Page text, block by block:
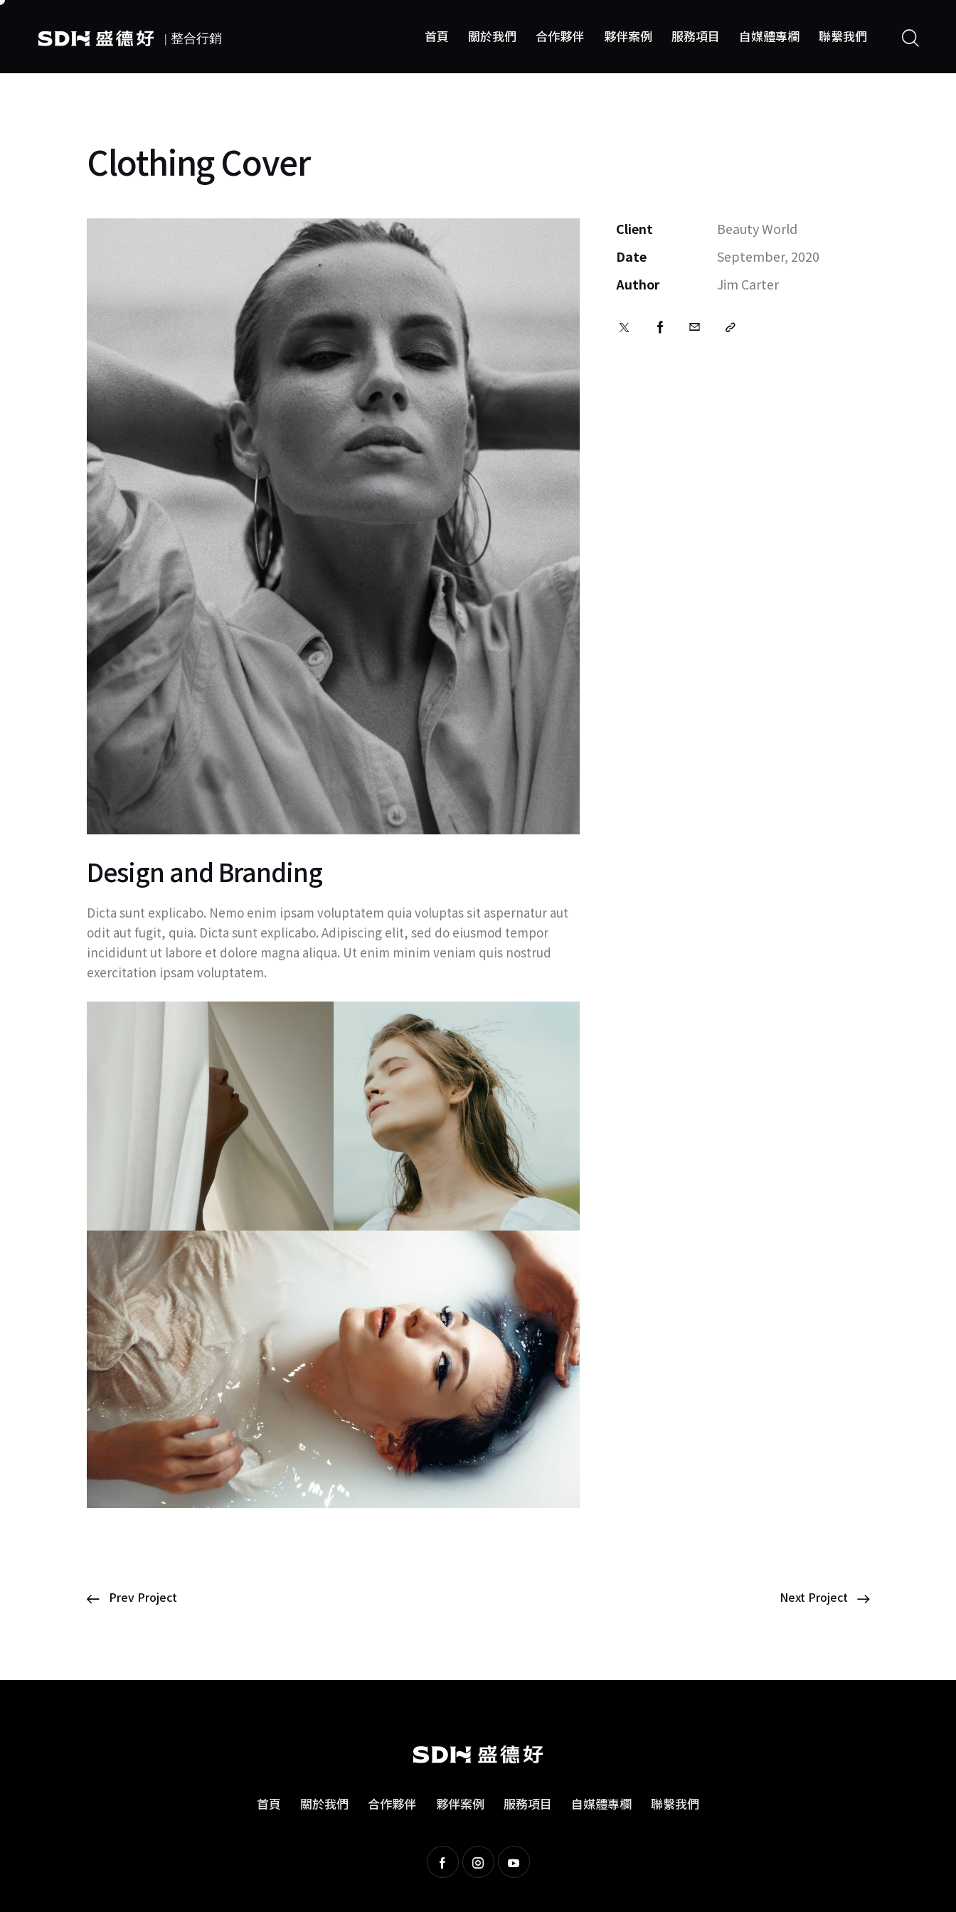
首頁 關於我們 合作夥伴 夥伴案例 服務項目 自媒體專欄 聯繫我們
Clothing Cover
Design and Branding
Dicta sunt explicabo. Nemo enim ipsam voluptatem quia voluptas sit aspernatur aut
odit aut fugit, quia. Dicta sunt explicabo. Adipiscing elit, sed do eiusmod tempor
incididunt ut labore et dolore magna aliqua. Ut enim minim veniam quis nostrud
exercitation ipsam voluptatem.
Client
Beauty World
Date
September, 2020
Author
Jim Carter
Prev Project Next Project
首頁 關於我們 合作夥伴 夥伴案例 服務項目 自媒體專欄 聯繫我們